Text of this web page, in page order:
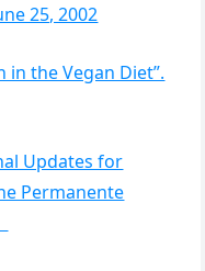
25, 2002
in the Vegan Diet”.
Updates for
Permanente